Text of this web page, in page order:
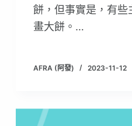
餅，但事實是，有些
畫大餅。…
AFRA (阿發) 2023-11-12